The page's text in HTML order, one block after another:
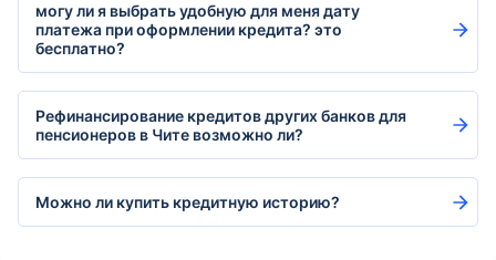
могу ли я выбрать удобную для меня дату
платежа при оформлении кредита? это
бесплатно?
Рефинансирование кредитов других банков для
пенсионеров в Чите возможно ли?
Можно ли купить кредитную историю?